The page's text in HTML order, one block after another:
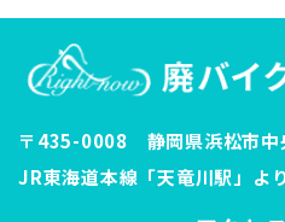
〒435-0008 静岡県浜松市中
JR東海道本線「天竜川駅」よ